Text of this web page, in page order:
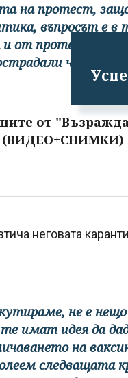
на протест,
въпросът е
от
човека".
от
(ВИДЕО+СНИМКИ)
неговата
не е нещо
имат идея да
на
следващата